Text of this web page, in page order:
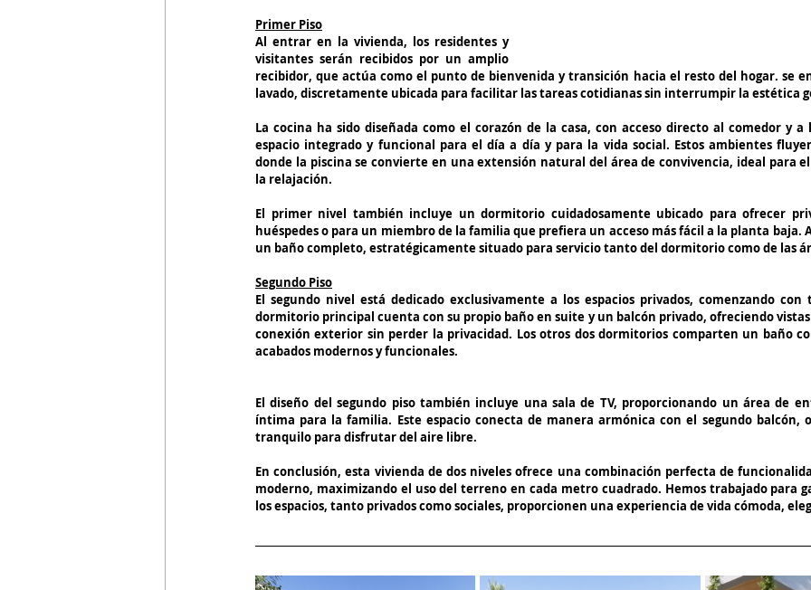
Primer Piso
Al entrar en la vivienda, los residentes y
visitantes serán recibidos por un amplio
recibidor, que actúa como el punto de bienvenida y transición hacia el resto del hogar. se
lavado, discretamente ubicada para facilitar las tareas cotidianas sin interrumpir la estética
La cocina ha sido diseñada como el corazón de la casa, con acceso directo al comedor y
espacio integrado y funcional para el día a día y para la vida social. Estos ambientes
donde la piscina se convierte en una extensión natural del área de convivencia, ideal para
la relajación.
El primer nivel también incluye un dormitorio cuidadosamente ubicado para ofrecer
huéspedes o para un miembro de la familia que prefiera un acceso más fácil a la planta baja.
un baño completo, estratégicamente situado para servicio tanto del dormitorio como de las
Segundo Piso
El segundo nivel está dedicado exclusivamente a los espacios privados, comenzando con
dormitorio principal cuenta con su propio baño en suite y un balcón privado, ofreciendo
conexión exterior sin perder la privacidad. Los otros dos dormitorios comparten un baño
acabados modernos y funcionales.
El diseño del segundo piso también incluye una sala de TV, proporcionando un área de
íntima para la familia. Este espacio conecta de manera armónica con el segundo balcón,
tranquilo para disfrutar del aire libre.
En conclusión, esta vivienda de dos niveles ofrece una combinación perfecta de
moderno, maximizando el uso del terreno en cada metro cuadrado. Hemos trabajado para
los espacios, tanto privados como sociales, proporcionen una experiencia de vida cómoda,